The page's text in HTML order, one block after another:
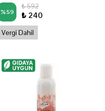
%59
₺ 592
₺ 240
Vergi Dahil